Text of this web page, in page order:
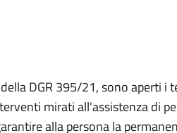
DGR 395/21, sono aperti i
mirati all'assistenza di
alla persona la